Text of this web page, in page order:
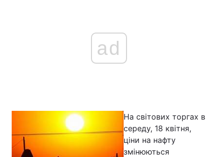
ad
На світових торгах в
середу, 18 квітня,
ціни на нафту
змінюються